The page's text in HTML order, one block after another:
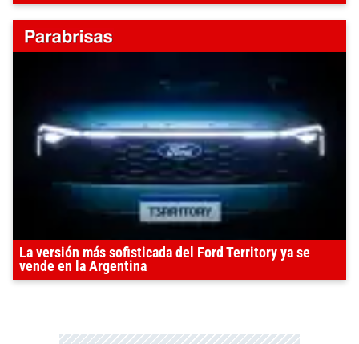
La versión más sofisticada del Ford Territory ya se
vende en la Argentina